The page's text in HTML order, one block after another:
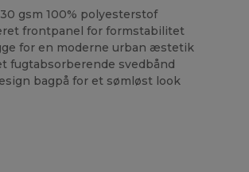
gsm 100% polyesterstof
frontpanel for formstabilitet
for en moderne urban æstetik
fugtabsorberende svedbånd
bagpå for et sømløst look